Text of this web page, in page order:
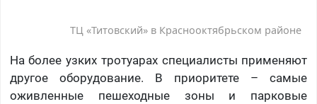
ТЦ «Титовский» в Краснооктябрьском районе
На более узких тротуарах специалисты применяют
другое оборудование. В приоритете – самые
оживленные пешеходные зоны и парковые